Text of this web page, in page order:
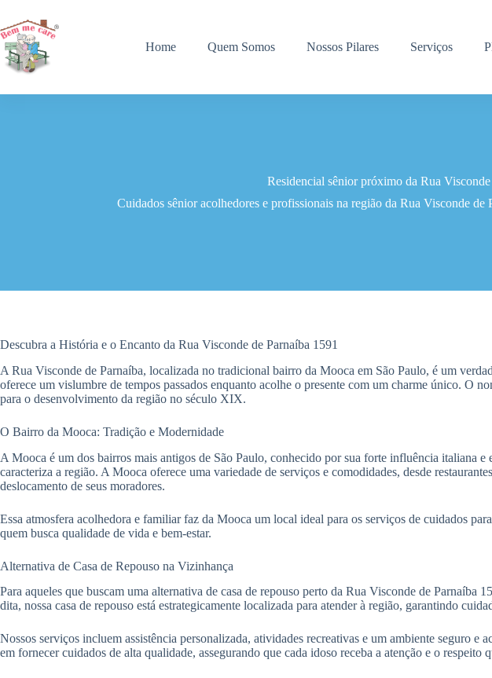
para
o
conteúdo
Home Quem Somos Nossos Pilares Serviços
Residencial sênior próximo da Rua
Cuidados sênior acolhedores e profissionais na região da Rua Visconde
Descubra a História e o Encanto da Rua Visconde de Parnaíba 1591
A Rua Visconde de Parnaíba, localizada no tradicional bairro da Mooca em São Paulo, é um
oferece um vislumbre de tempos passados enquanto acolhe o presente com um charme único. O
para o desenvolvimento da região no século XIX.
O Bairro da Mooca: Tradição e Modernidade
A Mooca é um dos bairros mais antigos de São Paulo, conhecido por sua forte influência italiana
caracteriza a região. A Mooca oferece uma variedade de serviços e comodidades, desde
deslocamento de seus moradores.
Essa atmosfera acolhedora e familiar faz da Mooca um local ideal para os serviços de cuidados
quem busca qualidade de vida e bem-estar.
Alternativa de Casa de Repouso na Vizinhança
Para aqueles que buscam uma alternativa de casa de repouso perto da Rua Visconde de
dita, nossa casa de repouso está estrategicamente localizada para atender à região, garantindo
Nossos serviços incluem assistência personalizada, atividades recreativas e um ambiente seguro
em fornecer cuidados de alta qualidade, assegurando que cada idoso receba a atenção e o respeito